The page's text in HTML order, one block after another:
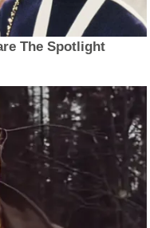
The Spotlight